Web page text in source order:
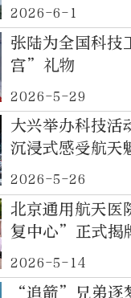
2026-6-1
张陆为全国科
宫”礼物
2026-5-29
大兴举办科技活
沉浸式感受航天
2026-5-26
北京通用航天
复中心”正式揭
2026-5-14
“追箭”兄弟逐